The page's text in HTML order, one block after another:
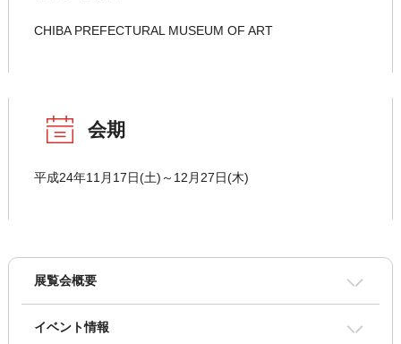
CHIBA PREFECTURAL MUSEUM OF ART
会期
平成24年11月17日(土)～12月27日(木)
展覧会概要
イベント情報